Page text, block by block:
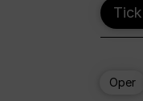
Oper